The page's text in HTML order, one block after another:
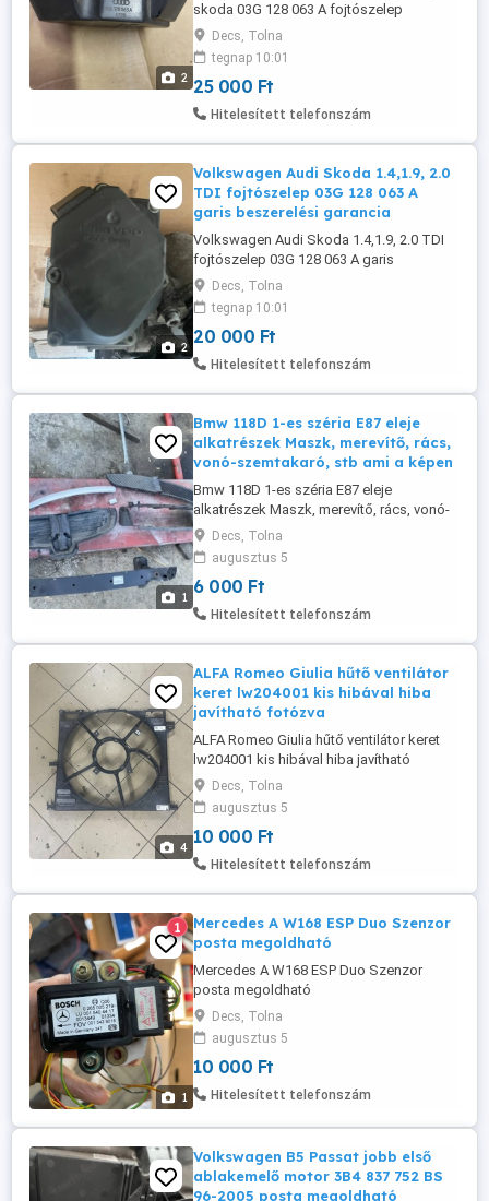
2
skoda 03G 128 063 A fojtószelep
kizárólag telefonon érdeklődjön
Decs, Tolna
tegnap 10:01
25 000 Ft
Hitelesített telefonszám
2
Volkswagen Audi Skoda 1.4,1.9, 2.0
TDI fojtószelep 03G 128 063 A
garis beszerelési garancia
Volkswagen Audi Skoda 1.4,1.9, 2.0 TDI
fojtószelep 03G 128 063 A garis
beszerelési garancia posta megoldható
típus: AUDI AUDI A3 Hatchback (8P1)
(Year of Construction 05.2 ) AUDI A3
Sportback (8PA) (Year of Construction
09.2 ) AUDI A3 Convertible (8P7) (Year of
Decs, Tolna
tegnap 10:01
20 000 Ft
Hitelesített telefonszám
1
Bmw 118D 1-es széria E87 eleje
alkatrészek Maszk, merevítő, rács,
vonó-szemtakaró, stb ami a képen
Bmw 118D 1-es széria E87 eleje
alkatrészek Maszk, merevítő, rács, vonó-
szemtakaró, stb ami a képen szerepel ár
db kizárólag telefonon érdeklődjön
Decs, Tolna
augusztus 5
6 000 Ft
Hitelesített telefonszám
4
ALFA Romeo Giulia hűtő ventilátor
keret lw204001 kis hibával hiba
javítható fotózva
ALFA Romeo Giulia hűtő ventilátor keret
lw204001 kis hibával hiba javítható
fotózva
Decs, Tolna
augusztus 5
10 000 Ft
Hitelesített telefonszám
1
1
Mercedes A W168 ESP Duo Szenzor
posta megoldható
Mercedes A W168 ESP Duo Szenzor
posta megoldható
Decs, Tolna
augusztus 5
10 000 Ft
Hitelesített telefonszám
Volkswagen B5 Passat jobb első
ablakemelő motor 3B4 837 752 BS
96-2005 posta megoldható